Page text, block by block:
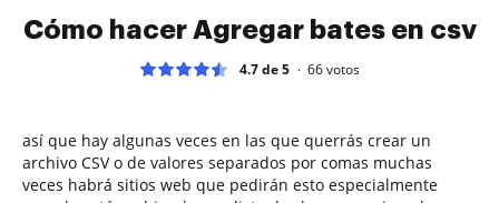
Cómo hacer Agregar bates en csv
4.7 de 5 66votos
así que hay algunas veces en las que querrás crear un
archivo CSV o de valores separados por comas muchas
veces habrá sitios web que pedirán esto especialmente